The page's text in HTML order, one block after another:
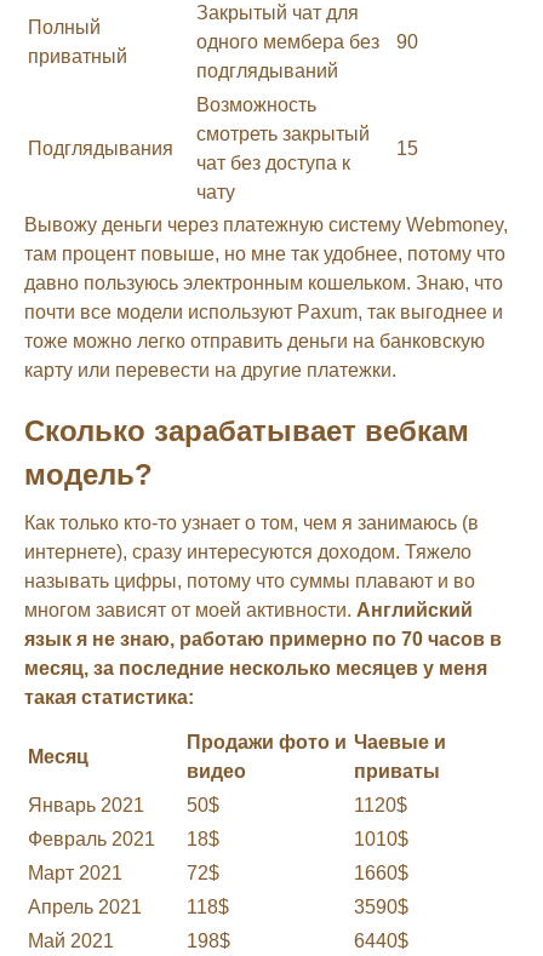
Полный
приватный
Закрытый чат для
одного мембера без
подглядываний
90
Подглядывания
Возможность
смотреть закрытый
чат без доступа к
чату
15
Вывожу деньги через платежную систему Webmoney,
там процент повыше, но мне так удобнее, потому что
давно пользуюсь электронным кошельком. Знаю, что
почти все модели используют Paxum, так выгоднее и
тоже можно легко отправить деньги на банковскую
карту или перевести на другие платежки.
Сколько зарабатывает вебкам
модель?
Как только кто-то узнает о том, чем я занимаюсь (в
интернете), сразу интересуются доходом. Тяжело
называть цифры, потому что суммы плавают и во
многом зависят от моей активности. Английский
язык я не знаю, работаю примерно по 70 часов в
месяц, за последние несколько месяцев у меня
такая статистика:
Месяц
Продажи фото и
видео
Чаевые и
приваты
Январь 2021
50$
1120$
Февраль 2021
18$
1010$
Март 2021
72$
1660$
Апрель 2021
118$
3590$
Май 2021
198$ 6440$